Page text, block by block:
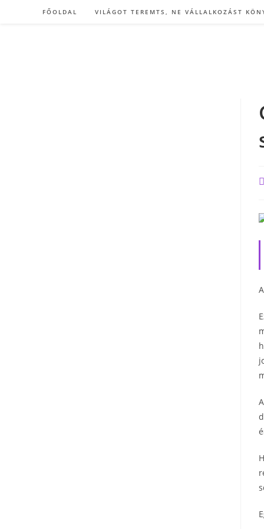
FŐOLDAL VILÁGOT TEREMTS, NE VÁLLALKOZÁST